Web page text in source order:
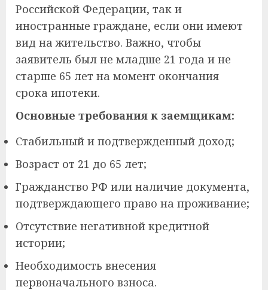
Российской Федерации, так и
иностранные граждане, если они имеют
вид на жительство. Важно, чтобы
заявитель был не младше 21 года и не
старше 65 лет на момент окончания
срока ипотеки.
Основные требования к заемщикам:
Стабильный и подтвержденный доход;
Возраст от 21 до 65 лет;
Гражданство РФ или наличие документа,
подтверждающего право на проживание;
Отсутствие негативной кредитной
истории;
Необходимость внесения
первоначального взноса.